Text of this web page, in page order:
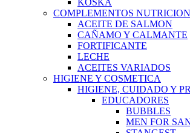
KOSKA
COMPLEMENTOS
ACEITE DE SALMON
CAÑAMO Y CALMANTE
FORTIFICANTE
LECHE
ACEITES VARIADOS
HIGIENE Y COSMETICA
HIGIENE, CUIDADO Y
EDUCADORES
BUBBLES
MEN FOR